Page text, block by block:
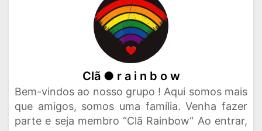
Clã ● r a i n b o w
Bem-vindos ao nosso grupo ! Aqui somos mais
que amigos, somos uma família. Venha fazer
parte e seja membro “Clã Rainbow“ Ao entrar,